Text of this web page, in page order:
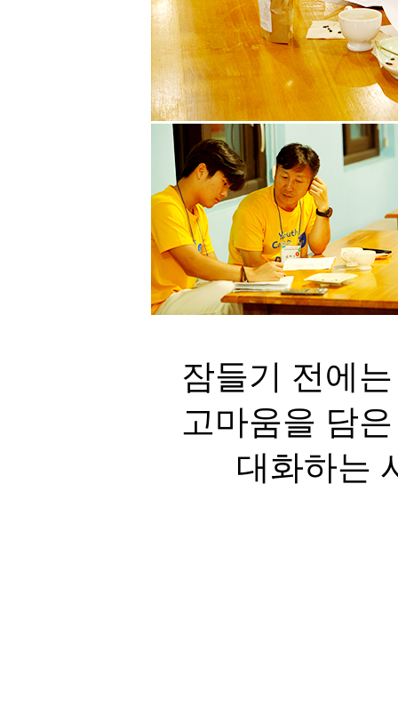
잠들기 전에
고마움을 담
대화하는